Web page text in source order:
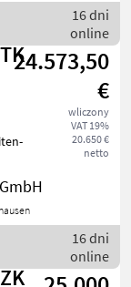
16 dni
online
24.573,50
€
wliczony
VAT 19%
20.650 €
netto
16 dni
online